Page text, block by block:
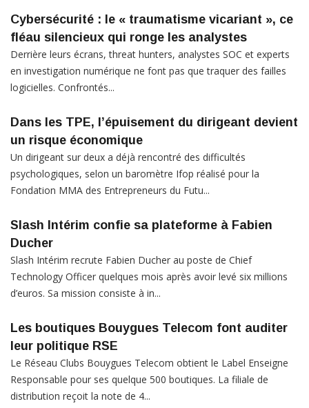
Cybersécurité : le « traumatisme vicariant », ce
fléau silencieux qui ronge les analystes
Derrière leurs écrans, threat hunters, analystes SOC et experts
en investigation numérique ne font pas que traquer des failles
logicielles. Confrontés...
Dans les TPE, l’épuisement du dirigeant devient
un risque économique
Un dirigeant sur deux a déjà rencontré des difficultés
psychologiques, selon un baromètre Ifop réalisé pour la
Fondation MMA des Entrepreneurs du Futu...
Slash Intérim confie sa plateforme à Fabien
Ducher
Slash Intérim recrute Fabien Ducher au poste de Chief
Technology Officer quelques mois après avoir levé six millions
d’euros. Sa mission consiste à in...
Les boutiques Bouygues Telecom font auditer
leur politique RSE
Le Réseau Clubs Bouygues Telecom obtient le Label Enseigne
Responsable pour ses quelque 500 boutiques. La filiale de
distribution reçoit la note de 4...